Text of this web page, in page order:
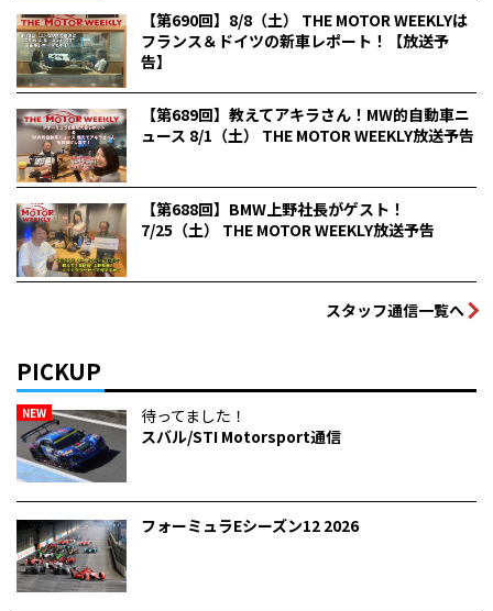
【第690回】8/8（土） THE MOTOR WEEKLYは
フランス＆ドイツの新車レポート！【放送予
告】
【第689回】教えてアキラさん！MW的自動車ニ
ュース 8/1（土） THE MOTOR WEEKLY放送予告
【第688回】BMW上野社長がゲスト！
7/25（土） THE MOTOR WEEKLY放送予告
スタッフ通信一覧へ
PICKUP
NEW
待ってました！
スバル/STI Motorsport通信
フォーミュラEシーズン12 2026